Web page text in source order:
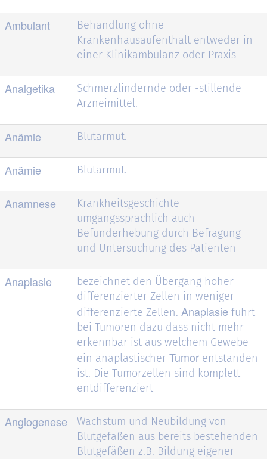
Ambulant
Behandlung ohne
Krankenhausaufenthalt entweder in
einer Klinikambulanz oder Praxis
Analgetika
Schmerzlindernde oder -stillende
Arzneimittel.
Anämie Blutarmut.
Anämie Blutarmut.
Anamnese
Krankheitsgeschichte
umgangssprachlich auch
Befunderhebung durch Befragung
und Untersuchung des Patienten
Anaplasie
bezeichnet den Übergang höher
differenzierter Zellen in weniger
differenzierte Zellen. Anaplasie führt
bei Tumoren dazu dass nicht mehr
erkennbar ist aus welchem Gewebe
ein anaplastischer Tumor entstanden
ist. Die Tumorzellen sind komplett
entdifferenziert
Angiogenese
Wachstum und Neubildung von
Blutgefäßen aus bereits bestehenden
Blutgefäßen z.B. Bildung eigener